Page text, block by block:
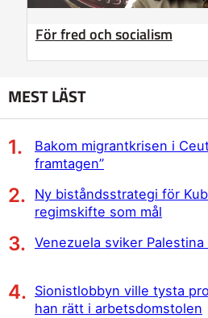
För fred och socialism
MEST LÄST
Bakom migrantkrisen i
framtagen”
Ny biståndsstrategi för
regimskifte som mål
Venezuela sviker Palestina
Sionistlobbyn ville tysta
han rätt i arbetsdomstolen